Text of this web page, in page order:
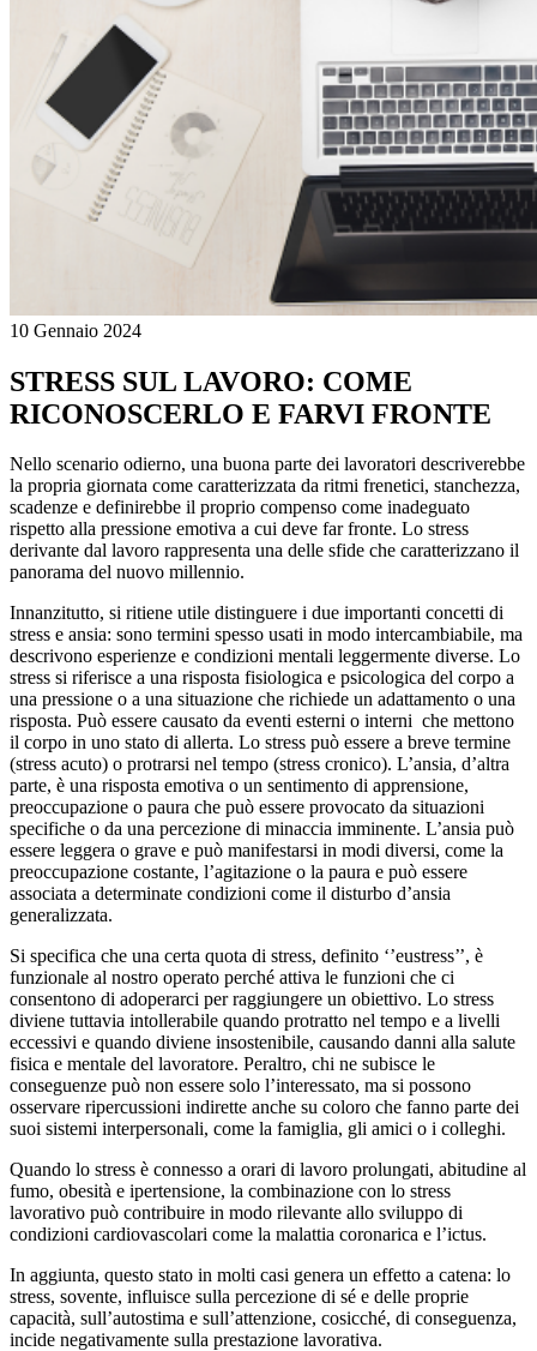
10 Gennaio 2024
STRESS SUL LAVORO: COME
RICONOSCERLO E FARVI FRONTE
Nello scenario odierno, una buona parte dei lavoratori descriverebbe
la propria giornata come caratterizzata da ritmi frenetici, stanchezza,
scadenze e definirebbe il proprio compenso come inadeguato
rispetto alla pressione emotiva a cui deve far fronte. Lo stress
derivante dal lavoro rappresenta una delle sfide che caratterizzano il
panorama del nuovo millennio.
Innanzitutto, si ritiene utile distinguere i due importanti concetti di
stress e ansia: sono termini spesso usati in modo intercambiabile, ma
descrivono esperienze e condizioni mentali leggermente diverse. Lo
stress si riferisce a una risposta fisiologica e psicologica del corpo a
una pressione o a una situazione che richiede un adattamento o una
risposta. Può essere causato da eventi esterni o interni che mettono
il corpo in uno stato di allerta. Lo stress può essere a breve termine
(stress acuto) o protrarsi nel tempo (stress cronico). L’ansia, d’altra
parte, è una risposta emotiva o un sentimento di apprensione,
preoccupazione o paura che può essere provocato da situazioni
specifiche o da una percezione di minaccia imminente. L’ansia può
essere leggera o grave e può manifestarsi in modi diversi, come la
preoccupazione costante, l’agitazione o la paura e può essere
associata a determinate condizioni come il disturbo d’ansia
generalizzata.
Si specifica che una certa quota di stress, definito ‘’eustress’’, è
funzionale al nostro operato perché attiva le funzioni che ci
consentono di adoperarci per raggiungere un obiettivo. Lo stress
diviene tuttavia intollerabile quando protratto nel tempo e a livelli
eccessivi e quando diviene insostenibile, causando danni alla salute
fisica e mentale del lavoratore. Peraltro, chi ne subisce le
conseguenze può non essere solo l’interessato, ma si possono
osservare ripercussioni indirette anche su coloro che fanno parte dei
suoi sistemi interpersonali, come la famiglia, gli amici o i colleghi.
Quando lo stress è connesso a orari di lavoro prolungati, abitudine al
fumo, obesità e ipertensione, la combinazione con lo stress
lavorativo può contribuire in modo rilevante allo sviluppo di
condizioni cardiovascolari come la malattia coronarica e l’ictus.
In aggiunta, questo stato in molti casi genera un effetto a catena: lo
stress, sovente, influisce sulla percezione di sé e delle proprie
capacità, sull’autostima e sull’attenzione, cosicché, di conseguenza,
incide negativamente sulla prestazione lavorativa.